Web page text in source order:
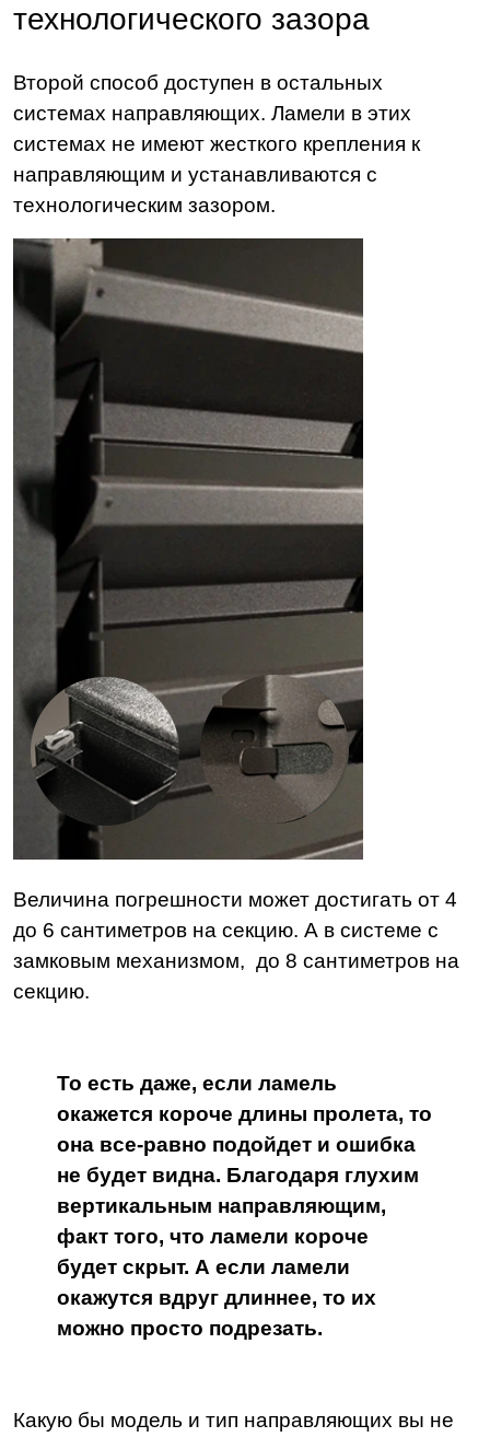
технологического зазора
Второй способ доступен в остальных
системах направляющих. Ламели в этих
системах не имеют жесткого крепления к
направляющим и устанавливаются с
технологическим зазором.
Величина погрешности может достигать от 4
до 6 сантиметров на секцию. А в системе с
замковым механизмом, до 8 сантиметров на
секцию.
То есть даже, если ламель
окажется короче длины пролета, то
она все-равно подойдет и ошибка
не будет видна. Благодаря глухим
вертикальным направляющим,
факт того, что ламели короче
будет скрыт. А если ламели
окажутся вдруг длиннее, то их
можно просто подрезать.
Какую бы модель и тип направляющих вы не